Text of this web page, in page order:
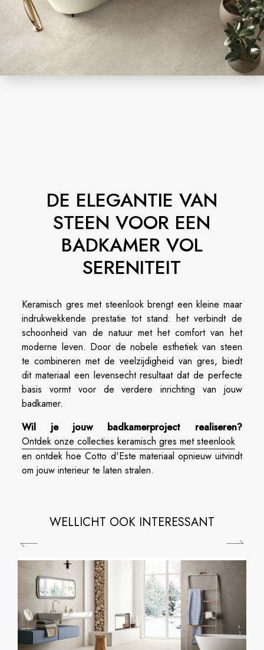
DE ELEGANTIE VAN
STEEN VOOR EEN
BADKAMER VOL
SERENITEIT
Keramisch gres met steenlook brengt een kleine maar
indrukwekkende prestatie tot stand: het verbindt de
schoonheid van de natuur met het comfort van het
moderne leven. Door de nobele esthetiek van steen
te combineren met de veelzijdigheid van gres, biedt
dit materiaal een levensecht resultaat dat de perfecte
basis vormt voor de verdere inrichting van jouw
badkamer.
Wil je jouw badkamerproject realiseren?
Ontdek onze collecties keramisch gres met steenlook
en ontdek hoe Cotto d'Este materiaal opnieuw uitvindt
om jouw interieur te laten stralen.
WELLICHT OOK INTERESSANT